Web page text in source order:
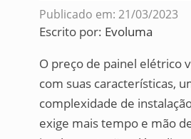
Publicado em: 21/03/2023
Escrito por: Evoluma
O preço de painel elétrico
com suas características,
complexidade de
exige mais tempo e mão